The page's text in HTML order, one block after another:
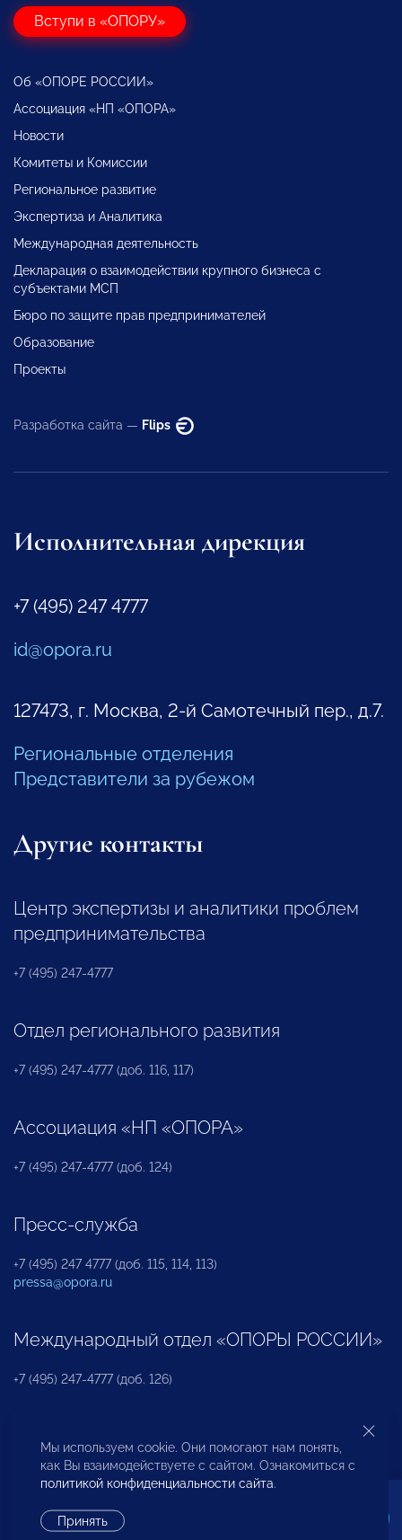
Вступи в «ОПОРУ»
Об «ОПОРЕ РОССИИ»
Ассоциация «НП «ОПОРА»
Новости
Комитеты и Комиссии
Региональное развитие
Экспертиза и Аналитика
Международная деятельность
Декларация о взаимодействии крупного бизнеса с
субъектами МСП
Бюро по защите прав предпринимателей
Образование
Проекты
Разработка сайта — Flips
Исполнительная дирекция
+7 (495) 247 4777
id@opora.ru
127473, г. Москва, 2-й Самотечный пер., д.7.
Региональные отделения
Представители за рубежом
Другие контакты
Центр экспертизы и аналитики проблем
предпринимательства
+7 (495) 247-4777
Отдел регионального развития
+7 (495) 247-4777 (доб. 116, 117)
Ассоциация «НП «ОПОРА»
+7 (495) 247-4777 (доб. 124)
Пресс-служба
+7 (495) 247 4777 (доб. 115, 114, 113)
pressa@opora.ru
Международный отдел «ОПОРЫ РОССИИ»
+7 (495) 247-4777 (доб. 126)
Бюро по защите прав предпринимателей и
инвесторов
Мы используем cookie. Они помогают нам понять,
как Вы взаимодействуете с сайтом. Ознакомиться с
политикой конфиденциальности сайта.
Принять